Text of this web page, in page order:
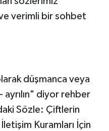
verimli bir sohbet
düşmanca veya
ayrılın" diyor rehber
Sözle: Çiftlerin
Kuramları İçin